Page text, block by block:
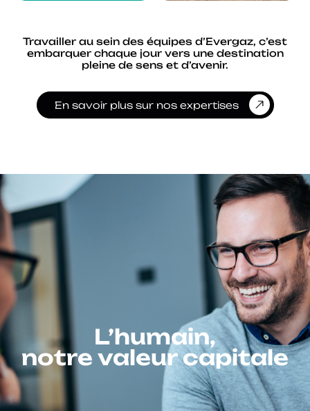
Travailler au sein des équipes d’Evergaz, c’est
embarquer chaque jour vers une destination
pleine de sens et d’avenir.
En savoir plus sur nos expertises
L’humain,
notre valeur capitale